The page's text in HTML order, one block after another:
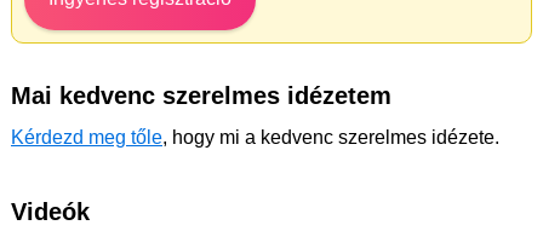
Mai kedvenc szerelmes idézetem
Kérdezd meg tőle, hogy mi a kedvenc szerelmes idézete.
Videók